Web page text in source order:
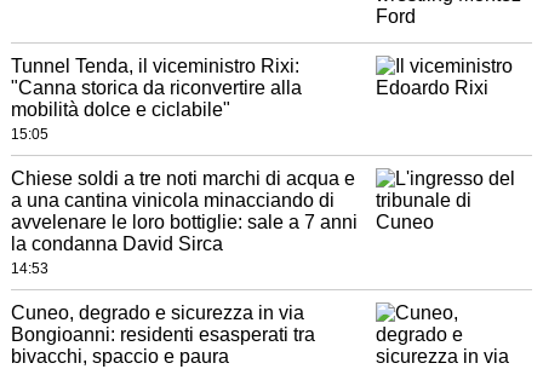
Tunnel Tenda, il viceministro Rixi:
"Canna storica da riconvertire alla
mobilità dolce e ciclabile"
15:05
Chiese soldi a tre noti marchi di acqua e
a una cantina vinicola minacciando di
avvelenare le loro bottiglie: sale a 7 anni
la condanna David Sirca
14:53
Cuneo, degrado e sicurezza in via
Bongioanni: residenti esasperati tra
bivacchi, spaccio e paura